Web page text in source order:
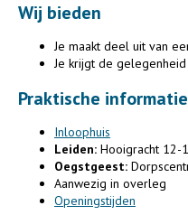
Wij bieden
Je maakt deel uit van
Je krijgt de
Praktische informatie
Inloophuis
Leiden: Hooigracht 12-
Oegstgeest:
Aanwezig in overleg
Openingstijden